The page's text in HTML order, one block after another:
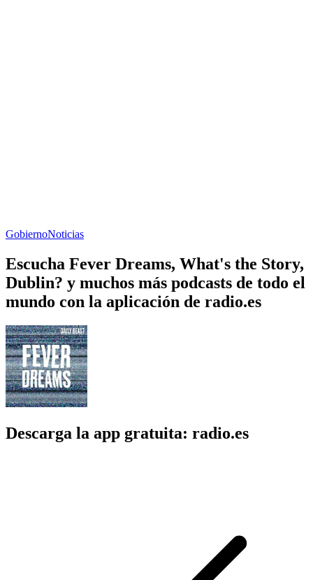
GobiernoNoticias
Escucha Fever Dreams, What's the Story,
Dublin? y muchos más podcasts de todo el
mundo con la aplicación de radio.es
Descarga la app gratuita: radio.es